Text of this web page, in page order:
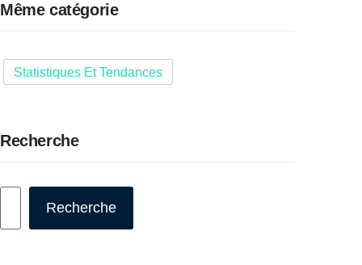
Même catégorie
Statistiques Et Tendances
Recherche
Recherche